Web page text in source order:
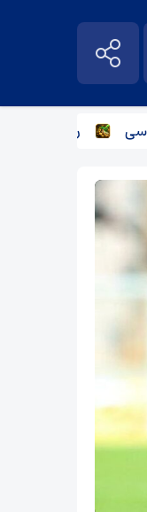
رگبار پراکنده در